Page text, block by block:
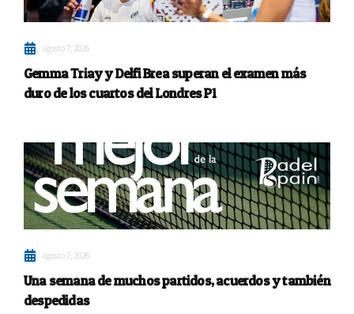
agosto 7, 2026
Gemma Triay y Delfi Brea superan el examen más
duro de los cuartos del Londres P1
agosto 7, 2026
Una semana de muchos partidos, acuerdos y también
despedidas